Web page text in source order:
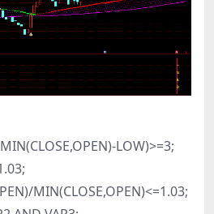
LOW)>=3;
MIN(CLOSE,OPEN)<=1.03;